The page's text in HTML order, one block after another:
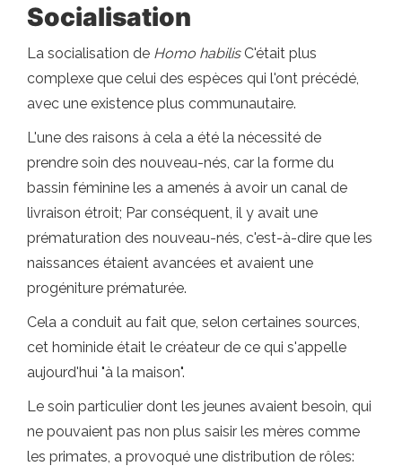
Socialisation
La socialisation de Homo habilisC'était plus
complexe que celui des espèces qui l'ont précédé,
avec une existence plus communautaire.
L'une des raisons à cela a été la nécessité de
prendre soin des nouveau-nés, car la forme du
bassin féminine les a amenés à avoir un canal de
livraison étroit; Par conséquent, il y avait une
prématuration des nouveau-nés, c'est-à-dire que les
naissances étaient avancées et avaient une
progéniture prématurée.
Cela a conduit au fait que, selon certaines sources,
cet hominide était le créateur de ce qui s'appelle
aujourd'hui "à la maison".
Le soin particulier dont les jeunes avaient besoin, qui
ne pouvaient pas non plus saisir les mères comme
les primates, a provoqué une distribution de rôles: